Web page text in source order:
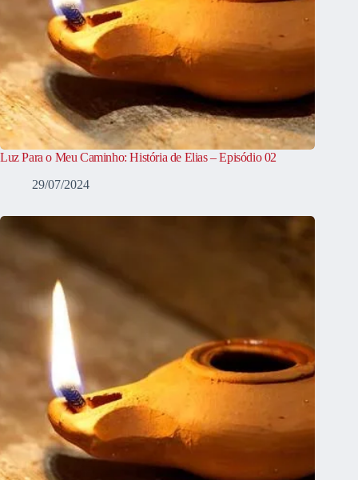
Luz Para o Meu Caminho: História de Elias – Episódio 02
29/07/2024